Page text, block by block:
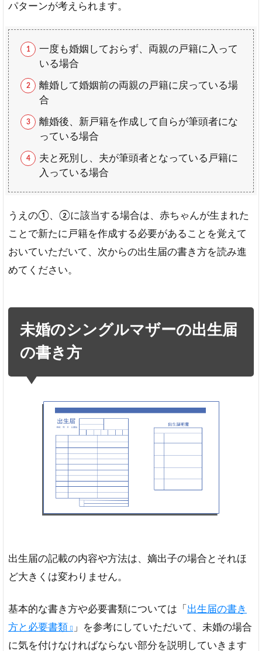
パターンが考えられます。
一度も婚姻しておらず、両親の戸籍に入って
いる場合
離婚して婚姻前の両親の戸籍に戻っている場
合
離婚後、新戸籍を作成して自らが筆頭者にな
っている場合
夫と死別し、夫が筆頭者となっている戸籍に
入っている場合
うえの①、②に該当する場合は、赤ちゃんが生まれた
ことで新たに戸籍を作成する必要があることを覚えて
おいていただいて、次からの出生届の書き方を読み進
めてください。
未婚のシングルマザーの出生届
の書き方
出生届の記載の内容や方法は、嫡出子の場合とそれほ
ど大きくは変わりません。
基本的な書き方や必要書類については「 出生届の書き
方と必要書類
」を参考にしていただいて、未婚の場合
に気を付けなければならない部分を説明していきます